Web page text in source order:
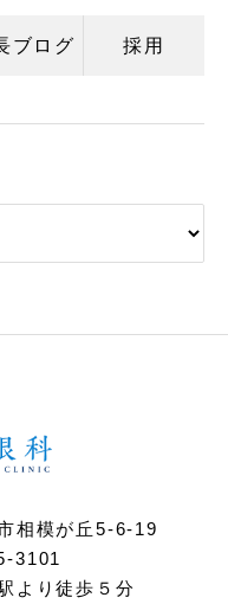
ブログ 採用
相模が丘5-6-19
3101
より徒歩５分